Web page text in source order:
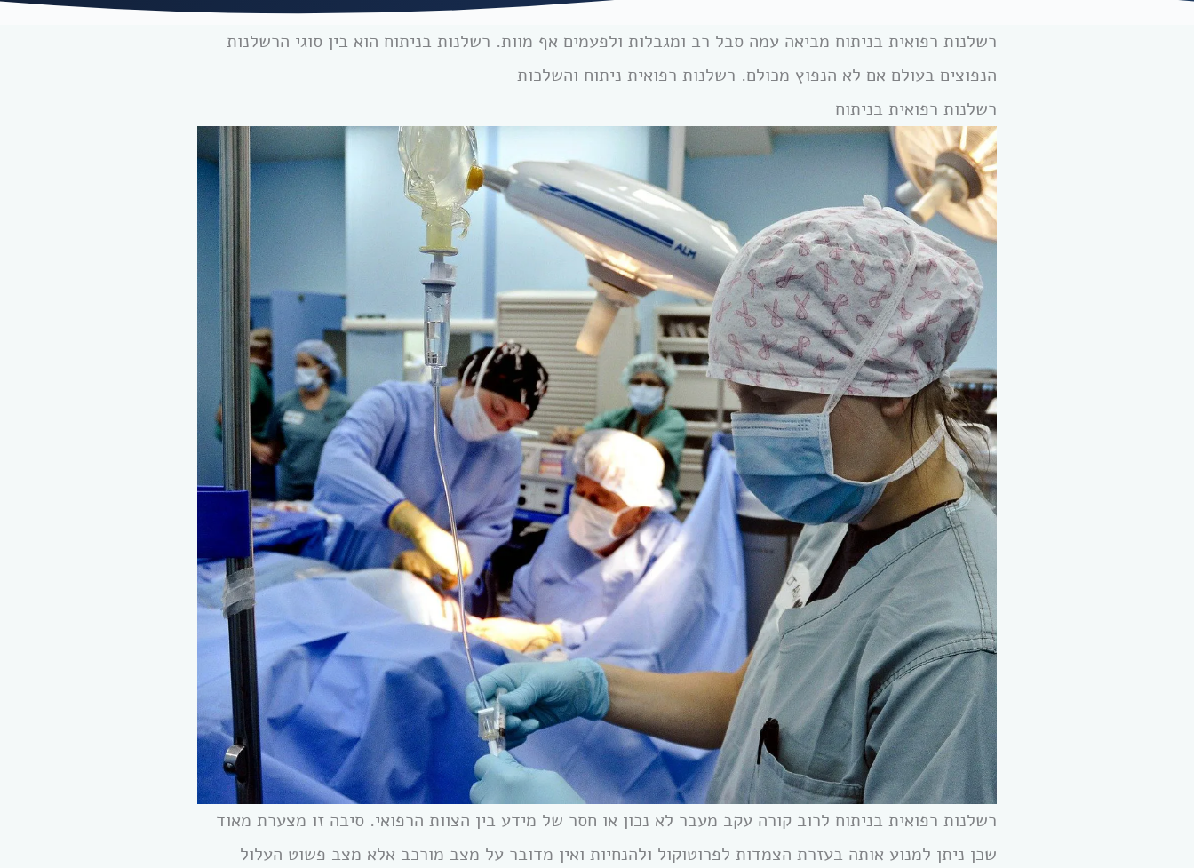
רשלנות רפואית בניתוח מביאה עמה סבל רב ומגבלות ולפעמים אף מוות. רשלנות בניתוח הוא בין סוגי הרשלנות
הנפוצים בעולם אם לא הנפוץ מכולם. רשלנות רפואית ניתוח והשלכות
רשלנות רפואית בניתוח
רשלנות רפואית בניתוח לרוב קורה עקב מעבר לא נכון או חסר של מידע בין הצוות הרפואי. סיבה זו מצערת מאוד
שכן ניתן למנוע אותה בעזרת הצמדות לפרוטוקול ולהנחיות ואין מדובר על מצב מורכב אלא מצב פשוט העלול